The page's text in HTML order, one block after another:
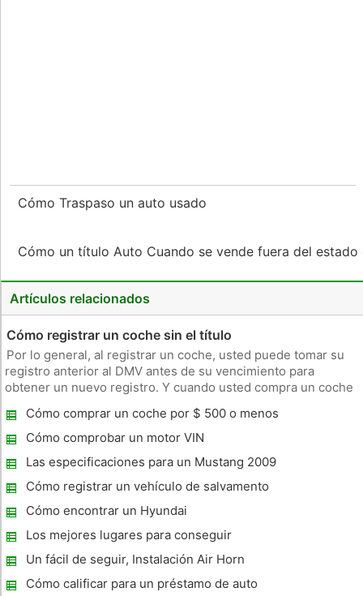
Cómo Traspaso un auto usado
Cómo un título Auto Cuando se vende fuera del
Artículos relacionados
Cómo registrar un coche sin el título
Por lo general, al registrar un coche, usted puede tomar su
registro anterior al DMV antes de su vencimiento para
obtener un nuevo registro. Y cuando usted compra un coche
nuevo, puede utilizar el título para obtener su registro. Si ha
comprado un coche y no obtuvo un título del vendedor, las
cosas
Cómo comprar un coche por $ 500 o menos
Cómo comprobar un motor VIN
Las especificaciones para un Mustang 2009
Cómo registrar un vehículo de salvamento
en California
Cómo encontrar un Hyundai
Los mejores lugares para conseguir
préstamos para automóviles
Un fácil de seguir, Instalación Air Horn
Cómo calificar para un préstamo de auto